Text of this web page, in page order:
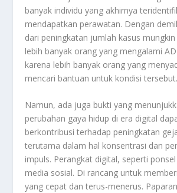
banyak individu yang akhirnya
mendapatkan perawatan. Dengan
dari peningkatan jumlah kasus
lebih banyak orang yang mengalami
karena lebih banyak orang yang
mencari bantuan untuk kondisi tersebut.
Namun, ada juga bukti yang
perubahan gaya hidup di era digital
berkontribusi terhadap peningkatan
terutama dalam hal konsentrasi dan
impuls. Perangkat digital, seperti
media sosial. Di rancang untuk
yang cepat dan terus-menerus.